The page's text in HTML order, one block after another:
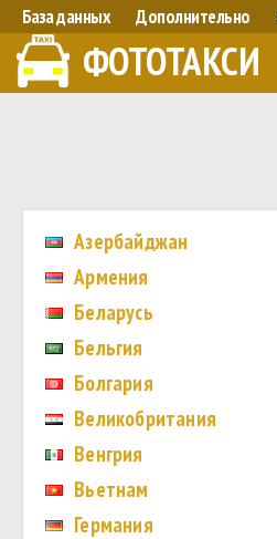
База данных Дополнительно
ФОТОТАКСИ
Азербайджан
Армения
Беларусь
Бельгия
Болгария
Великобритания
Венгрия
Вьетнам
Германия